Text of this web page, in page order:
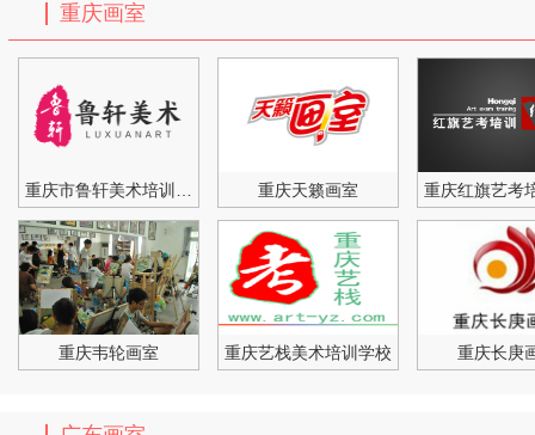
重庆画室
重庆天籁画室 重庆红旗艺考
重庆韦轮画室 重庆艺栈美术培训学校 重庆长庚